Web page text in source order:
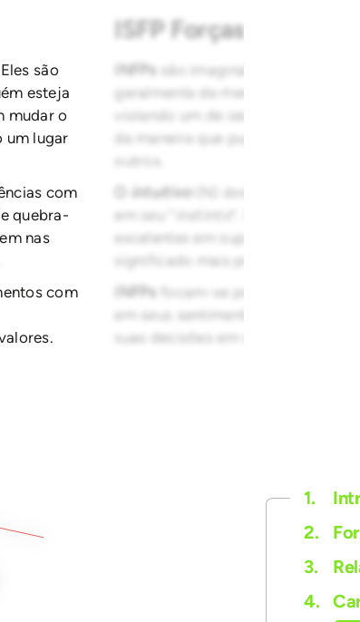
são
esteja
mudar o
um lugar
com
quebra-
nas
com
ISFP Forças
INFPs
são imaginativos,
geralmente de mente aberta e
violando um de seus valores. Em
da maneira que puderem. Eles
intuitivo
em seu “
instinto
excelentes em superar desafios.
significado mais profundo das
INFPs
focam-se principalmente
em seus sentimentos intuitivos.
suas decisões em seus
1.
2.
3.
4.